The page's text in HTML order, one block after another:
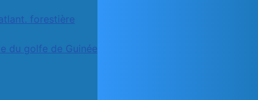
forestière
du golfe de Guinée